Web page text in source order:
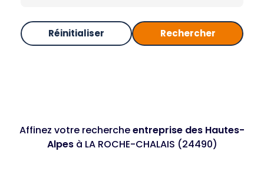
Réinitialiser Rechercher
Affinez votre rechercheentreprise des Hautes-
Alpesà LA ROCHE-CHALAIS (24490)